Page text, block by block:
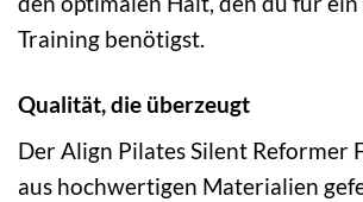
Training benötigst.
Qualität, die überzeugt
Der Align Pilates Silent Reformer
aus hochwertigen Materialien